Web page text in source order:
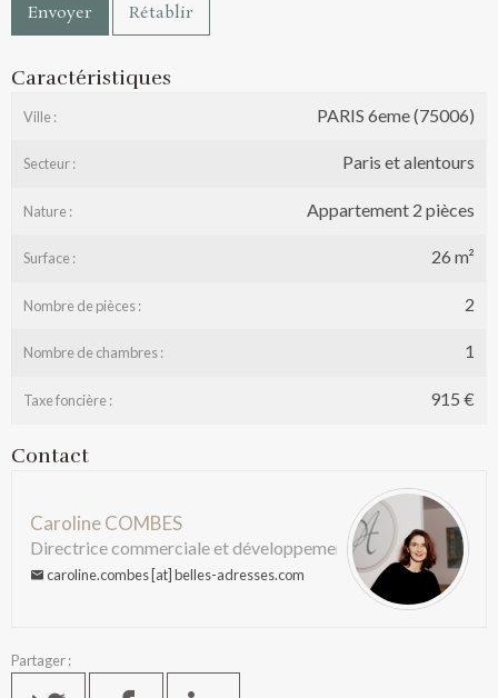
Envoyer Rétablir
Caractéristiques
Ville : PARIS 6eme (75006)
Secteur : Paris et alentours
Nature : Appartement 2 pièces
Surface : 26 m²
Nombre de pièces : 2
Nombre de chambres : 1
Taxe foncière : 915 €
Contact
Caroline COMBES
Directrice commerciale et développement
caroline.combes [at] belles-adresses.com
Partager :